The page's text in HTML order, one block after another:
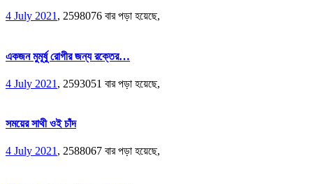
4 July 2021, 2598076 বার পড়া হয়েছে,
একজন মুমূর্ষু রোগীর জন্য রক্তের…
4 July 2021 , 2593051 বার পড়া হয়েছে,
সময়ের সাথী ওই চাঁদ
4 July 2021, 2588067 বার পড়া হয়েছে,